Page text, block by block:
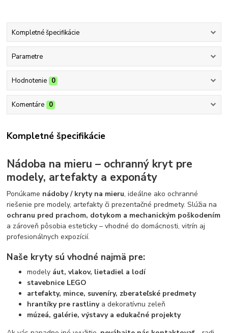
Kompletné špecifikácie
Parametre
Hodnotenie 0
Komentáre 0
Kompletné špecifikácie
Nádoba na mieru – ochranný kryt pre
modely, artefakty a exponáty
Ponúkame nádoby / kryty na mieru, ideálne ako ochranné
riešenie pre modely, artefakty či prezentačné predmety. Slúžia na
ochranu pred prachom, dotykom a mechanickým poškodením
a zároveň pôsobia esteticky – vhodné do domácnosti, vitrín aj
profesionálnych expozícií.
Naše kryty sú vhodné najmä pre:
modely áut, vlakov, lietadiel a lodí
stavebnice LEGO
artefakty, mince, suveníry, zberateľské predmety
hrantíky pre rastlinya dekoratívnu zeleň
múzeá, galérie, výstavy a edukačné projekty